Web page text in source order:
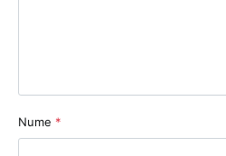
Nume *